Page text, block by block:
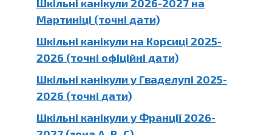
Шкільні канікули 2026-2027 на
Мартиніці (точні дати)
Шкільні канікули на Корсиці 2025-
2026 (точні офіційні дати)
Шкільні канікули у Гваделупі 2025-
2026 (точні дати)
Шкільні канікули у Франції 2026-